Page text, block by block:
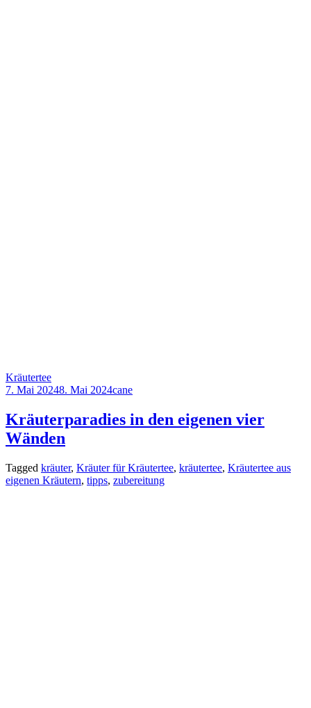
Kräutertee
7. Mai 20248. Mai 2024cane
Kräuterparadies in den eigenen vier
Wänden
Tagged kräuter, Kräuter für Kräutertee, kräutertee, Kräutertee aus
eigenen Kräutern, tipps, zubereitung